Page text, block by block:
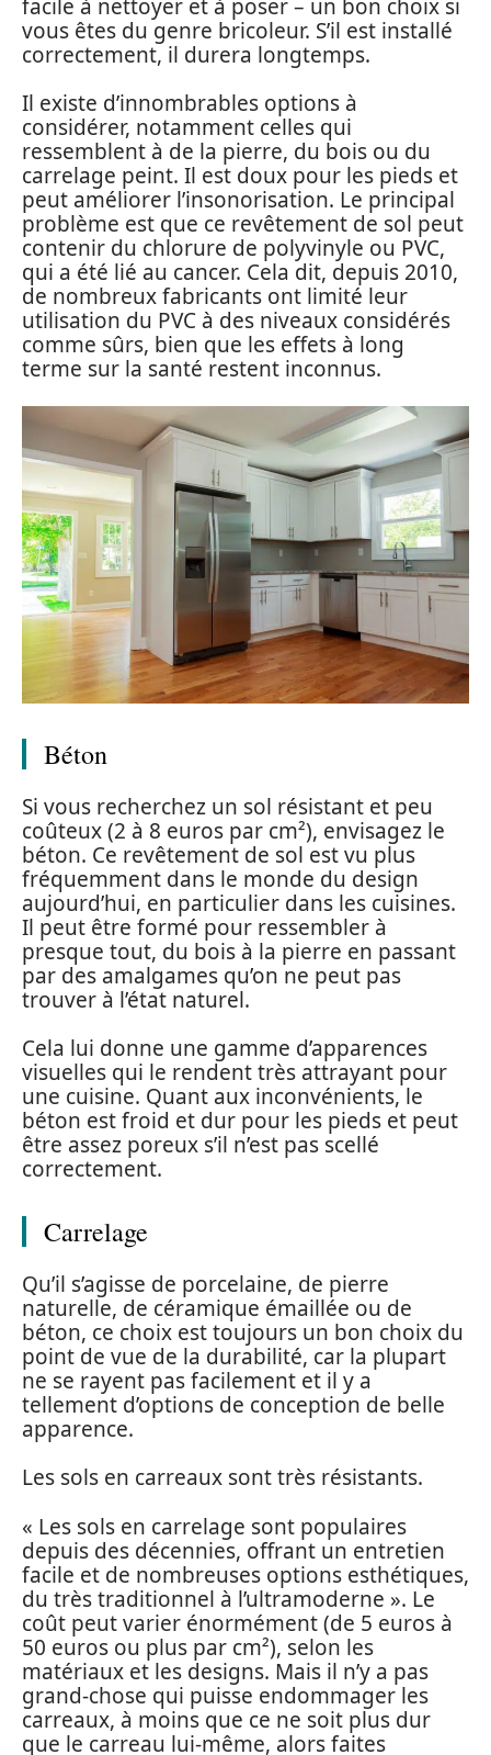
facile à nettoyer et à poser – un bon choix si
vous êtes du genre bricoleur. S’il est installé
correctement, il durera longtemps.
Il existe d’innombrables options à
considérer, notamment celles qui
ressemblent à de la pierre, du bois ou du
carrelage peint. Il est doux pour les pieds et
peut améliorer l’insonorisation. Le principal
problème est que ce revêtement de sol peut
contenir du chlorure de polyvinyle ou PVC,
qui a été lié au cancer. Cela dit, depuis 2010,
de nombreux fabricants ont limité leur
utilisation du PVC à des niveaux considérés
comme sûrs, bien que les effets à long
terme sur la santé restent inconnus.
Béton
Si vous recherchez un sol résistant et peu
coûteux (2 à 8 euros par cm²), envisagez le
béton. Ce revêtement de sol est vu plus
fréquemment dans le monde du design
aujourd’hui, en particulier dans les cuisines.
Il peut être formé pour ressembler à
presque tout, du bois à la pierre en passant
par des amalgames qu’on ne peut pas
trouver à l’état naturel.
Cela lui donne une gamme d’apparences
visuelles qui le rendent très attrayant pour
une cuisine. Quant aux inconvénients, le
béton est froid et dur pour les pieds et peut
être assez poreux s’il n’est pas scellé
correctement.
Carrelage
Qu’il s’agisse de porcelaine, de pierre
naturelle, de céramique émaillée ou de
béton, ce choix est toujours un bon choix du
point de vue de la durabilité, car la plupart
ne se rayent pas facilement et il y a
tellement d’options de conception de belle
apparence.
Les sols en carreaux sont très résistants.
« Les sols en carrelage sont populaires
depuis des décennies, offrant un entretien
facile et de nombreuses options esthétiques,
du très traditionnel à l’ultramoderne ». Le
coût peut varier énormément (de 5 euros à
50 euros ou plus par cm²), selon les
matériaux et les designs. Mais il n’y a pas
grand-chose qui puisse endommager les
carreaux, à moins que ce ne soit plus dur
que le carreau lui-même, alors faites